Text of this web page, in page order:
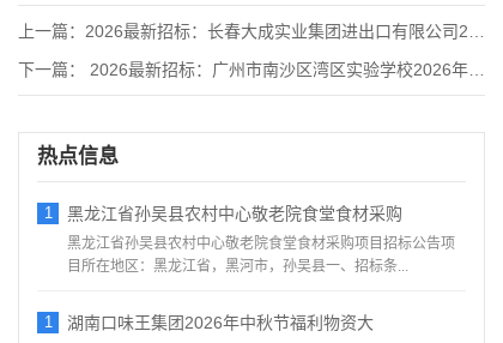
上一篇： 2026最新招标：长春大成实业集团进出口有限公司2026年度
下一篇：
2026最新招标：广州市南沙区湾区实验学校2026年食堂食
热点信息
1 黑龙江省孙吴县农村中心敬老院食堂食材采购
黑龙江省孙吴县农村中心敬老院食堂食材采购项目招标公告项
目所在地区：黑龙江省，黑河市，孙吴县一、招标条...
1 湖南口味王集团2026年中秋节福利物资大